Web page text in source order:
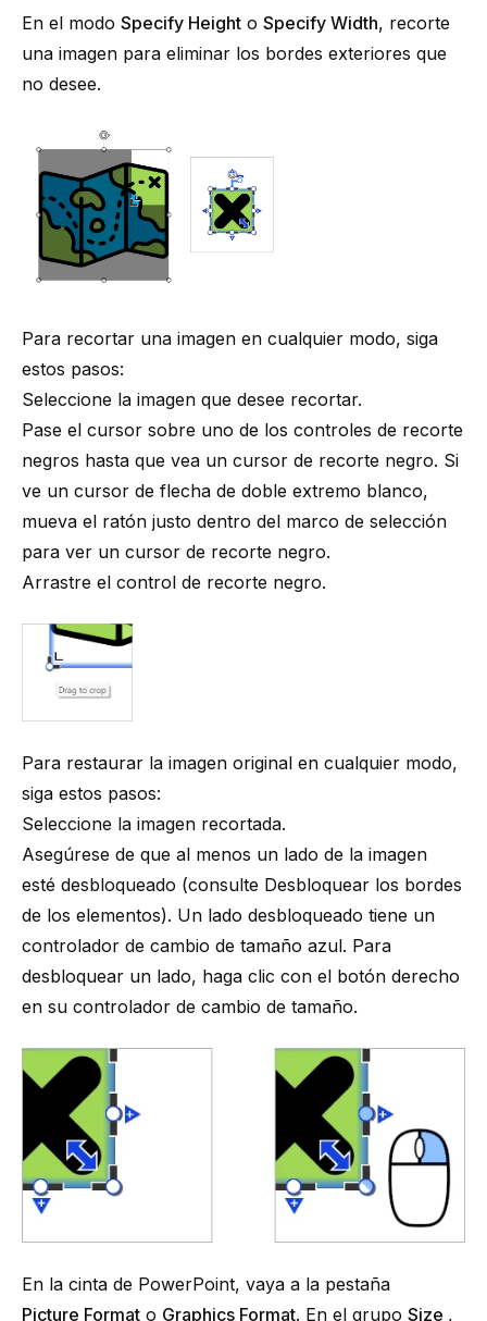
En el modo Specify Height o Specify Width, recorte
una imagen para eliminar los bordes exteriores que
no desee.
Para recortar una imagen en cualquier modo, siga
estos pasos:
Seleccione la imagen que desee recortar.
Pase el cursor sobre uno de los controles de recorte
negros hasta que vea un cursor de recorte negro. Si
ve un cursor de flecha de doble extremo blanco,
mueva el ratón justo dentro del marco de selección
para ver un cursor de recorte negro.
Arrastre el control de recorte negro.
Para restaurar la imagen original en cualquier modo,
siga estos pasos:
Seleccione la imagen recortada.
Asegúrese de que al menos un lado de la imagen
esté desbloqueado (consulte Desbloquear los bordes
de los elementos). Un lado desbloqueado tiene un
controlador de cambio de tamaño azul. Para
desbloquear un lado, haga clic con el botón derecho
en su controlador de cambio de tamaño.
En la cinta de PowerPoint, vaya a la pestaña
Picture Format o Graphics Format. En el grupo Size ,